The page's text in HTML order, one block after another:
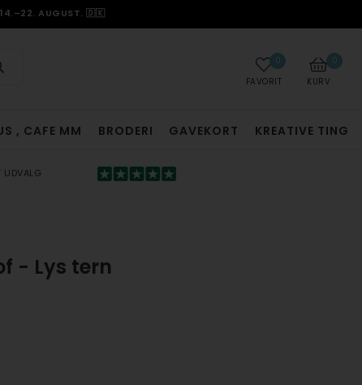
14.–22. AUGUST. 🇩🇰
0
KURV
0
FAVORIT
, CAFE MM BRODERI GAVEKORT KREATIVE TING
UDVALG
- Lys tern